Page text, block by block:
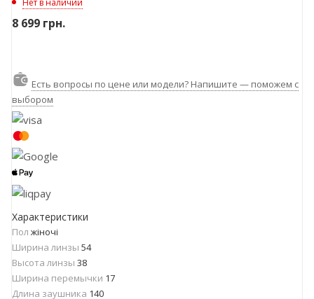
8 699 грн.
Есть вопросы по цене или модели? Напишите — поможем с
выбором
Характеристики
Пол жіночі
Ширина линзы 54
Высота линзы 38
Ширина перемычки 17
Длина заушника 140